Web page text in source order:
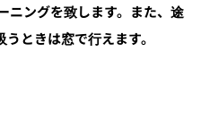
ニングを致します。また、途
ときは窓で行えます。